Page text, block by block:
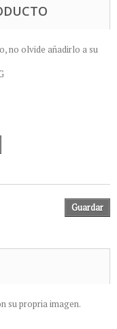
no olvide añadirlo a su
Guardar
su propria imagen.